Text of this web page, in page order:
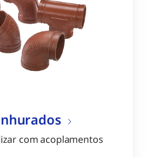
com acoplamentos